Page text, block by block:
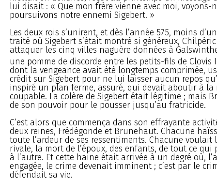
lui disait : « Que mon frère vienne avec moi, voyons-
poursuivons notre ennemi Sigebert. »
Les deux rois s’unirent, et dès l’année 575, moins
traité où Sigebert s’était montré si généreux,
attaquer les cinq villes naguère données à
une pomme de discorde entre les petits-fils de Clovis I
dont la vengeance avait été longtemps comprimée,
crédit sur Sigebert pour ne lui laisser aucun repos
inspiré un plan ferme, assuré, qui devait aboutir à la
coupable. La colère de Sigebert était légitime ; mais
de son pouvoir pour le pousser jusqu’au fratricide.
C’est alors que commença dans son effrayante
deux reines, Frédégonde et Brunehaut. Chacune
toute l’ardeur de ses ressentiments. Chacune voulait
rivale, la mort de l’époux, des enfants, de tout ce qui
à l’autre. Et cette haine était arrivée à un degré où,
engagée, le crime devenait imminent ; c’est par le
défendait sa vie.